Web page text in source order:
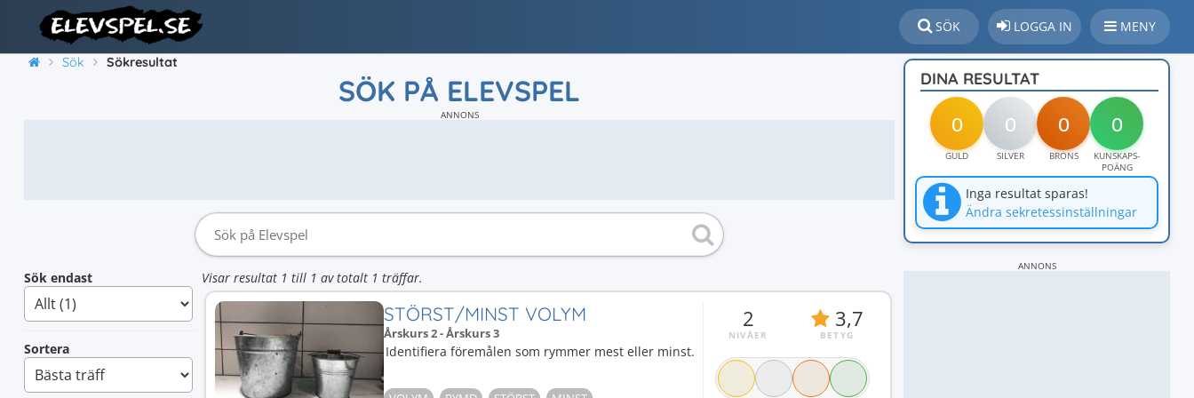
SÖK LOGGA IN MENY
Sök Sökresultat
SÖK PÅ ELEVSPEL
ANNONS
Sök endast
Sortera
Visar resultat 1 till 1 av totalt 1 träffar.
STÖRST/MINST VOLYM
Årskurs 2 - Årskurs 3
Identifiera föremålen som rymmer mest eller minst.
2
NIVÅER
3,7
BETYG
DINA RESULTAT
0 0 0 0
GULD SILVER BRONS
KUNSKAPS-
POÄNG
Inga resultat sparas!
Ändra sekretessinställningar
ANNONS